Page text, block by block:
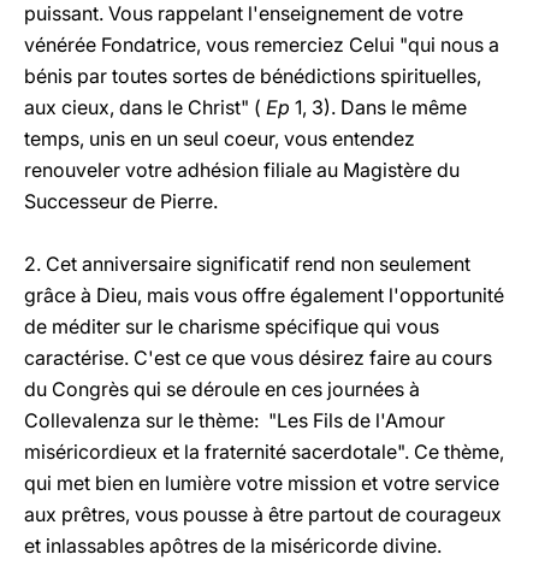
puissant. Vous rappelant l'enseignement de votre
vénérée Fondatrice, vous remerciez Celui "qui nous a
bénis par toutes sortes de bénédictions spirituelles,
aux cieux, dans le Christ" ( Ep 1, 3). Dans le même
temps, unis en un seul coeur, vous entendez
renouveler votre adhésion filiale au Magistère du
Successeur de Pierre.
2. Cet anniversaire significatif rend non seulement
grâce à Dieu, mais vous offre également l'opportunité
de méditer sur le charisme spécifique qui vous
caractérise. C'est ce que vous désirez faire au cours
du Congrès qui se déroule en ces journées à
Collevalenza sur le thème: "Les Fils de l'Amour
miséricordieux et la fraternité sacerdotale". Ce thème,
qui met bien en lumière votre mission et votre service
aux prêtres, vous pousse à être partout de courageux
et inlassables apôtres de la miséricorde divine.